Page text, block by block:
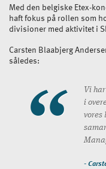
Med den belgiske Etex-
haft fokus på rollen som
divisioner med aktivitet i
Carsten Blaabjerg
således:
Vi
i
vores
-